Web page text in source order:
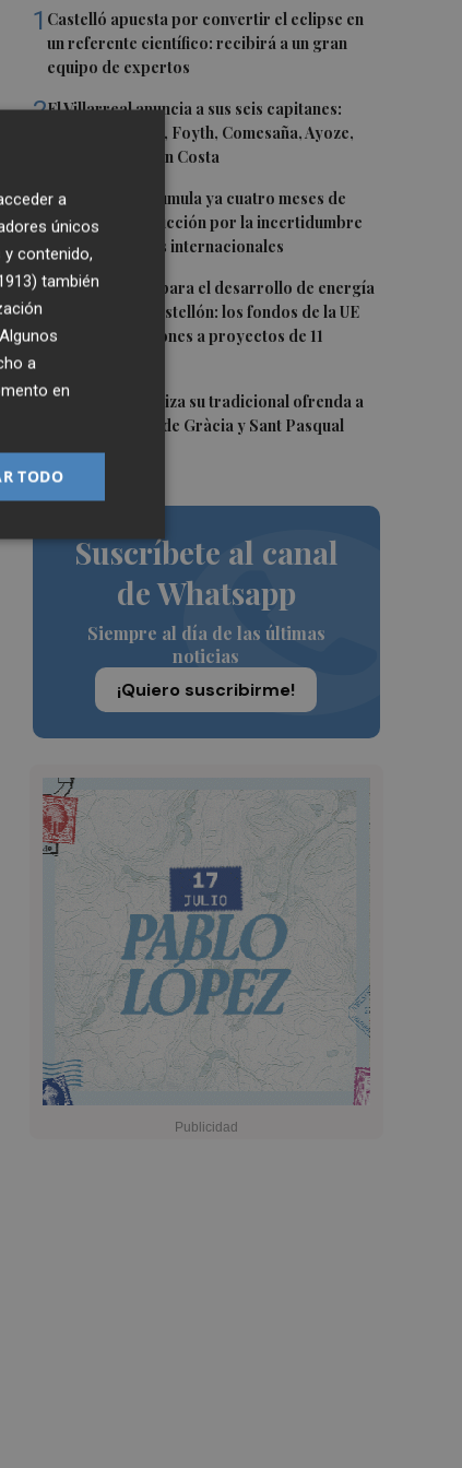
1 Castelló apuesta por convertir el eclipse en
un referente científico: recibirá a un gran
equipo de expertos
2El Villarreal anuncia a sus seis capitanes:
Gerard Moreno, Foyth, Comesaña, Ayoze,
Cardona y Logan Costa
3La cerámica acumula ya cuatro meses de
caídas de producción por la incertidumbre
en los mercados internacionales
4Otra inyección para el desarrollo de energía
renovable en Castellón: los fondos de la UE
destinan 19 millones a proyectos de 11
5 El Villarreal realiza su tradicional ofrenda a
la Mare de Déu de Gràcia y Sant Pasqual
Baylón
Suscríbete al canal
de Whatsapp
Siempre al día de las últimas
noticias
¡Quiero suscribirme!
a
únicos
contenido,
también
a
en
TODO